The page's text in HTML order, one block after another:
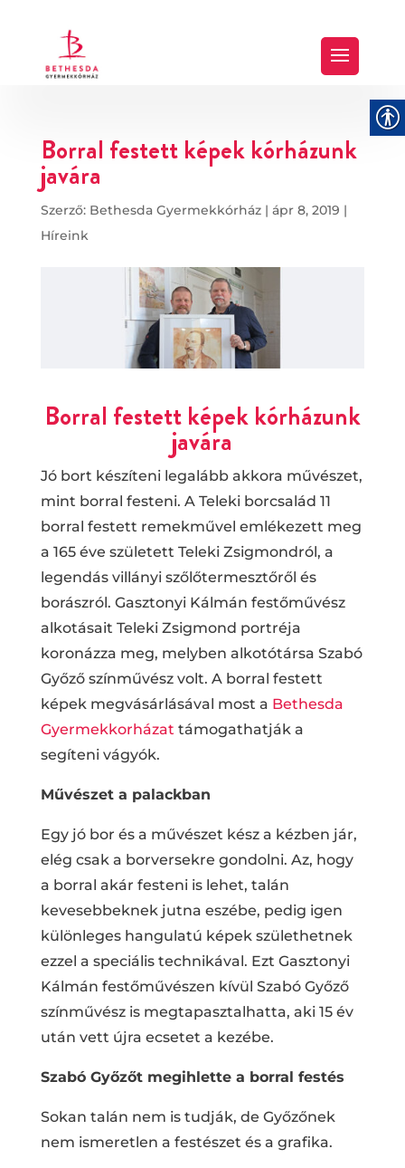
Borral festett képek kórházunk
javára
Szerző: Bethesda Gyermekkórház| ápr 8, 2019 |
Híreink
Borral festett képek kórházunk
javára
Jó bort készíteni legalább akkora művészet,
mint borral festeni. A Teleki borcsalád 11
borral festett remekművel emlékezett meg
a 165 éve született Teleki Zsigmondról, a
legendás villányi szőlőtermesztőről és
borászról. Gasztonyi Kálmán festőművész
alkotásait Teleki Zsigmond portréja
koronázza meg, melyben alkotótársa Szabó
Győző színművész volt. A borral festett
képek megvásárlásával most a Bethesda
Gyermekkorházat támogathatják a
segíteni vágyók.
Művészet a palackban
Egy jó bor és a művészet kész a kézben jár,
elég csak a borversekre gondolni. Az, hogy
a borral akár festeni is lehet, talán
kevesebbeknek jutna eszébe, pedig igen
különleges hangulatú képek születhetnek
ezzel a speciális technikával. Ezt Gasztonyi
Kálmán festőművészen kívül Szabó Győző
színművész is megtapasztalhatta, aki 15 év
után vett újra ecsetet a kezébe.
Szabó Győzőt megihlette a borral festés
Sokan talán nem is tudják, de Győzőnek
nem ismeretlen a festészet és a grafika.